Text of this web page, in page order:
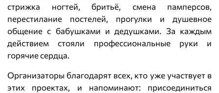
стрижка ногтей, бритьё, смена памперсов,
перестилание постелей, прогулки и душевное
общение с бабушками и дедушками. За каждым
действием стояли профессиональные руки и
горячие сердца.
Организаторы благодарят всех, кто уже участвует в
этих проектах, и напоминают: присоединиться